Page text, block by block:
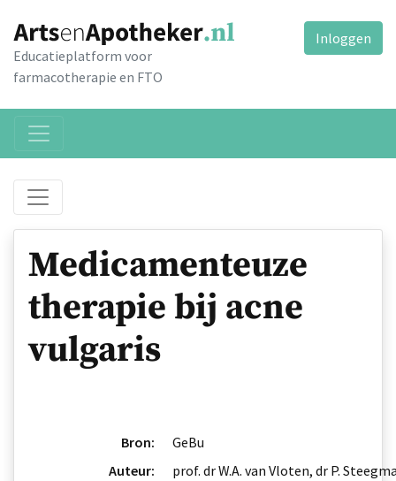
Educatieplatform voor
farmacotherapie en FTO
Inloggen
Medicamenteuze
therapie bij acne
vulgaris
Bron:
GeBu
Auteur:
prof. dr W.A. van Vloten, dr P.